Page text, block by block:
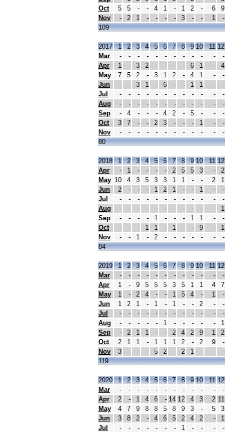
Oct
5 5 - - 4 1 - 1 2 - 6
9
Nov
- 2 1 - - - - 3 - - 1
-
109
2017 1 2 3 4 5 6 7 8 9 10 11 12
Mar
- - - - - - - - - - -
-
Apr
1 - 3 2 - - - - 6 1 -
4
May
7 5 2 - 3 1 2 - 4 1 -
-
Jun
- - 3 1 - 6 - - 1 1 -
-
Jul
- - - - - - - - - - -
-
Aug
- - - - - - - - - - -
-
Sep
- 4 - - - 4 2 - 5 - -
-
Oct
3 7 - - 2 3 - - - 1 -
-
Nov
- - - - - - - - - - -
-
80
2018 1 2 3 4 5 6 7 8 9 10 11 12
Apr
- 1 - - - - 2 5 5 3 -
2
May 10 4 3 5 3 3 1 1 - - 2
1
Jun
2 - - - 1 2 1 - - 1 -
-
Jul
- - - - - - - - - - -
-
Aug
- - - - - - - - - - -
1
Sep
- - - - 1 - - - 1 1 -
-
Oct
- - - 1 1 - 1 - - 9 -
1
Nov
- - 1 - 2 - - - - - -
-
84
2019 1 2 3 4 5 6 7 8 9 10 11 12
Mar
- - - - - - - - - - -
-
Apr
1 - 9 5 5 5 3 5 1 1 4
7
May
1 - 2 4 - - 1 5 4 - 1
-
Jun
1 2 1 - 1 - 1 - - 2 -
-
Jul
- - - - - - - - - - -
-
Aug
- - - - - 1 - - - - -
1
Sep
- 2 1 1 - - 2 4 2 9 1
2
Oct
2 1 1 - 1 1 1 2 - 2 9
-
Nov
3 - - - 5 2 - 2 1 - -
-
119
2020 1 2 3 4 5 6 7 8 9 10 11 12
Mar
- - - - - - - - - - -
-
Apr
2 - 1 4 6 - 14 12 4 3 2 11
May
4 7 9 8 8 5 8 9 3 - 5
3
Jun
3 8 2 - 4 6 5 2 4 2 -
1
Jul
- - - - - - - 1 - - -
-